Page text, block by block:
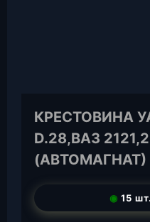
КРЕСТОВИНА
D.28,ВАЗ
(АВТОМАГНАТ)
◉ 15